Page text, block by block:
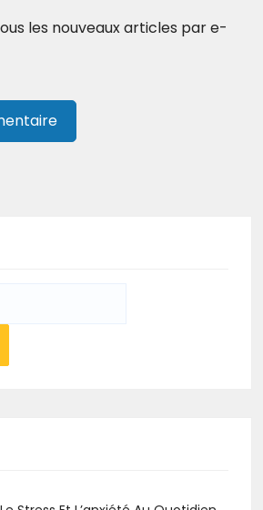
les nouveaux articles par e-